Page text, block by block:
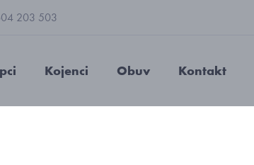
203 503
Kojenci Obuv Kontakt